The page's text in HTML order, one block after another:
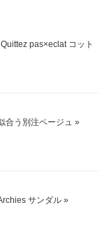
ト1
オレンジ